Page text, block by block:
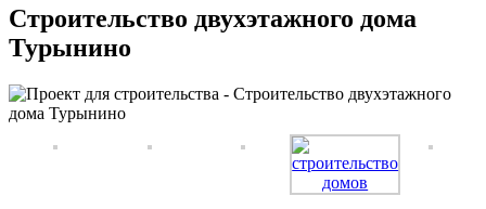
Строительство двухэтажного дома
Турынино